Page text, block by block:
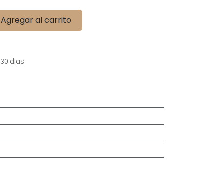
Agregar al carrito
días